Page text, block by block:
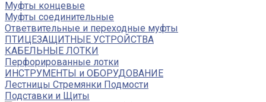
Муфты концевые
Муфты соединительные
Ответвительные и переходные муфты
ПТИЦЕЗАЩИТНЫЕ УСТРОЙСТВА
КАБЕЛЬНЫЕ ЛОТКИ
Перфорированные лотки
ИНСТРУМЕНТЫ и ОБОРУДОВАНИЕ
Лестницы Стремянки Подмости
Подставки и Щиты